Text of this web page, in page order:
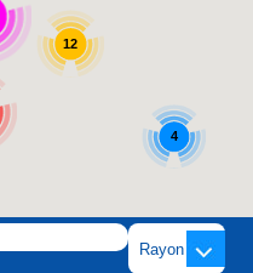
4
12